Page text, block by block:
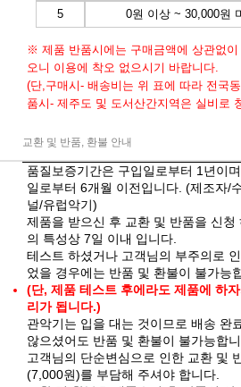
5
0원 이상 ~ 30,000원
※ 제품 반품시에는 구매금액에 상관없
오니 이용에 착오 없으시기 바랍니다.
(단,구매시- 배송비는 위 표에 따라 전국
품시- 제주도 및 도서산간지역은 실비로
교환 및 반품, 환불 안내
품질보증기간은 구입일로부터 1년이
일로부터 6개월 이전입니다. (제조자/
널/유럽악기)
제품을 받으신 후 교환 및 반품을 신청
의 특성상 7일 이내 입니다.
테스트 하셨거나 고객님의 부주의로
었을 경우에는 반품 및 환불이 불가능
(단, 제품 테스트 후에라도 제품에 하
리가 됩니다.)
관악기는 입을 대는 것이므로 배송 완
않으셨어도 반품 및 환불이 불가능합니
고객님의 단순변심으로 인한 교환 및
(7,000원)를 부담해 주셔야 합니다.